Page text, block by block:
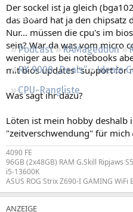
Regeln
Podcast RAMageddon
RX 9000 „Deals“
Ideale
CPU-Rangliste
Der sockel ist ja gleich
das Board hat ja den chipsatz
Nur... müssen die cpu's im
sein? War da was vom micro
weniger aus bei notebooks
mit bios updates "support for
Was sagt ihr dazu?
Löten ist mein hobby deshalb
"zeitverschwendung" für mich
4090 FE
96GB (2x48GB) RAM G.Skill Ripjaws
i5-13600K
ASUS ROG Strix Z690-I GAMING WiFi